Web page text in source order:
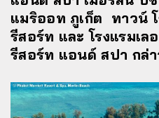
แมริออท ภูเก็ต ทาวน์
รีสอร์ท และ โรงแรมเล
รีสอร์ท แอนด์ สปา กล่า